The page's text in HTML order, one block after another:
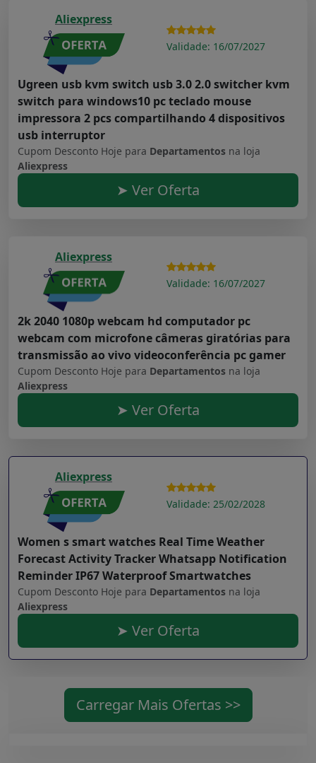
Aliexpress
Validade: 16/07/2027
Ugreen usb kvm switch usb 3.0 2.0 switcher kvm
switch para windows10 pc teclado mouse
impressora 2 pcs compartilhando 4 dispositivos
usb interruptor
Cupom Desconto Hoje para Departamentos na loja
Aliexpress
➤ Ver Oferta
Aliexpress
Validade: 16/07/2027
2k 2040 1080p webcam hd computador pc
webcam com microfone câmeras giratórias para
transmissão ao vivo videoconferência pc gamer
Cupom Desconto Hoje para Departamentos na loja
Aliexpress
➤ Ver Oferta
Aliexpress
Validade: 25/02/2028
Women s smart watches Real Time Weather
Forecast Activity Tracker Whatsapp Notification
Reminder IP67 Waterproof Smartwatches
Cupom Desconto Hoje para Departamentos na loja
Aliexpress
➤ Ver Oferta
Carregar Mais Ofertas >>